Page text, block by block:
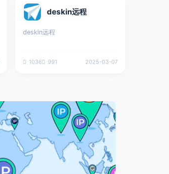
deskin远程
deskin远程
1036 991 2025-03-07